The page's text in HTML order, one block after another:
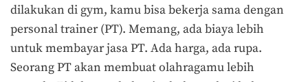
dilakukan di gym, kamu bisa bekerja sama dengan
personal trainer (PT). Memang, ada biaya lebih
untuk membayar jasa PT. Ada harga, ada rupa.
Seorang PT akan membuat olahragamu lebih